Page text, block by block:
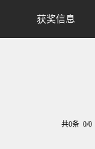
获奖信息
共0条 0/0